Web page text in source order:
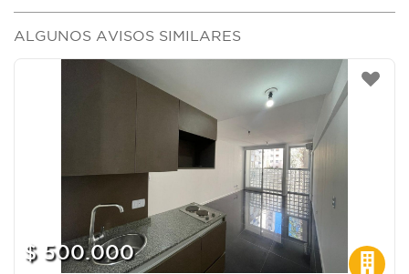
ALGUNOS AVISOS SIMILARES
$ 500.000